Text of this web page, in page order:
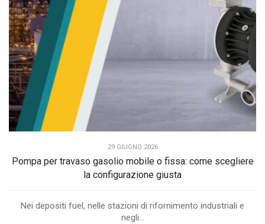
29 GIUGNO 2026
Pompa per travaso gasolio mobile o fissa: come scegliere
la configurazione giusta
Nei depositi fuel, nelle stazioni di rifornimento industriali e
negli...